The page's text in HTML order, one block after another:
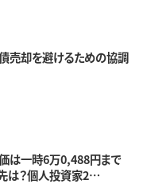
売却を避けるための協調
は一時6万0,488円まで
は？個人投資家2…